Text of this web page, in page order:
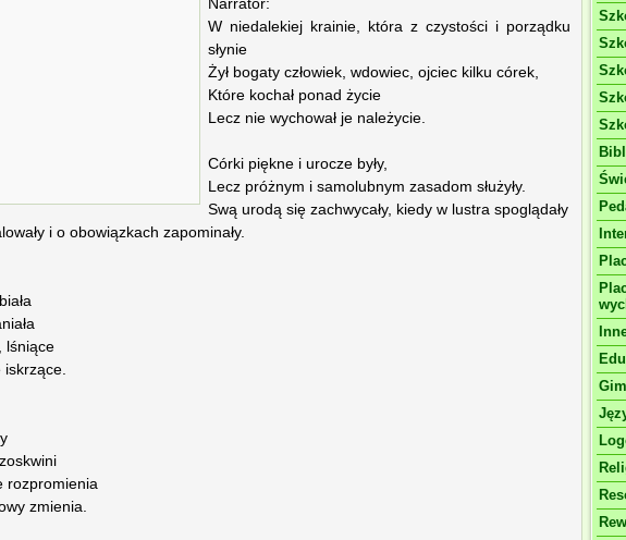
Narrator:
W niedalekiej krainie, która z czystości i porządku
słynie
Żył bogaty człowiek, wdowiec, ojciec kilku córek,
Które kochał ponad życie
Lecz nie wychował je należycie.
Córki piękne i urocze były,
Lecz próżnym i samolubnym zasadom służyły.
Swą urodą się zachwycały, kiedy w lustra spoglądały
i o obowiązkach zapominały.
lśniące
iskrzące.
rozpromienia
zmienia.